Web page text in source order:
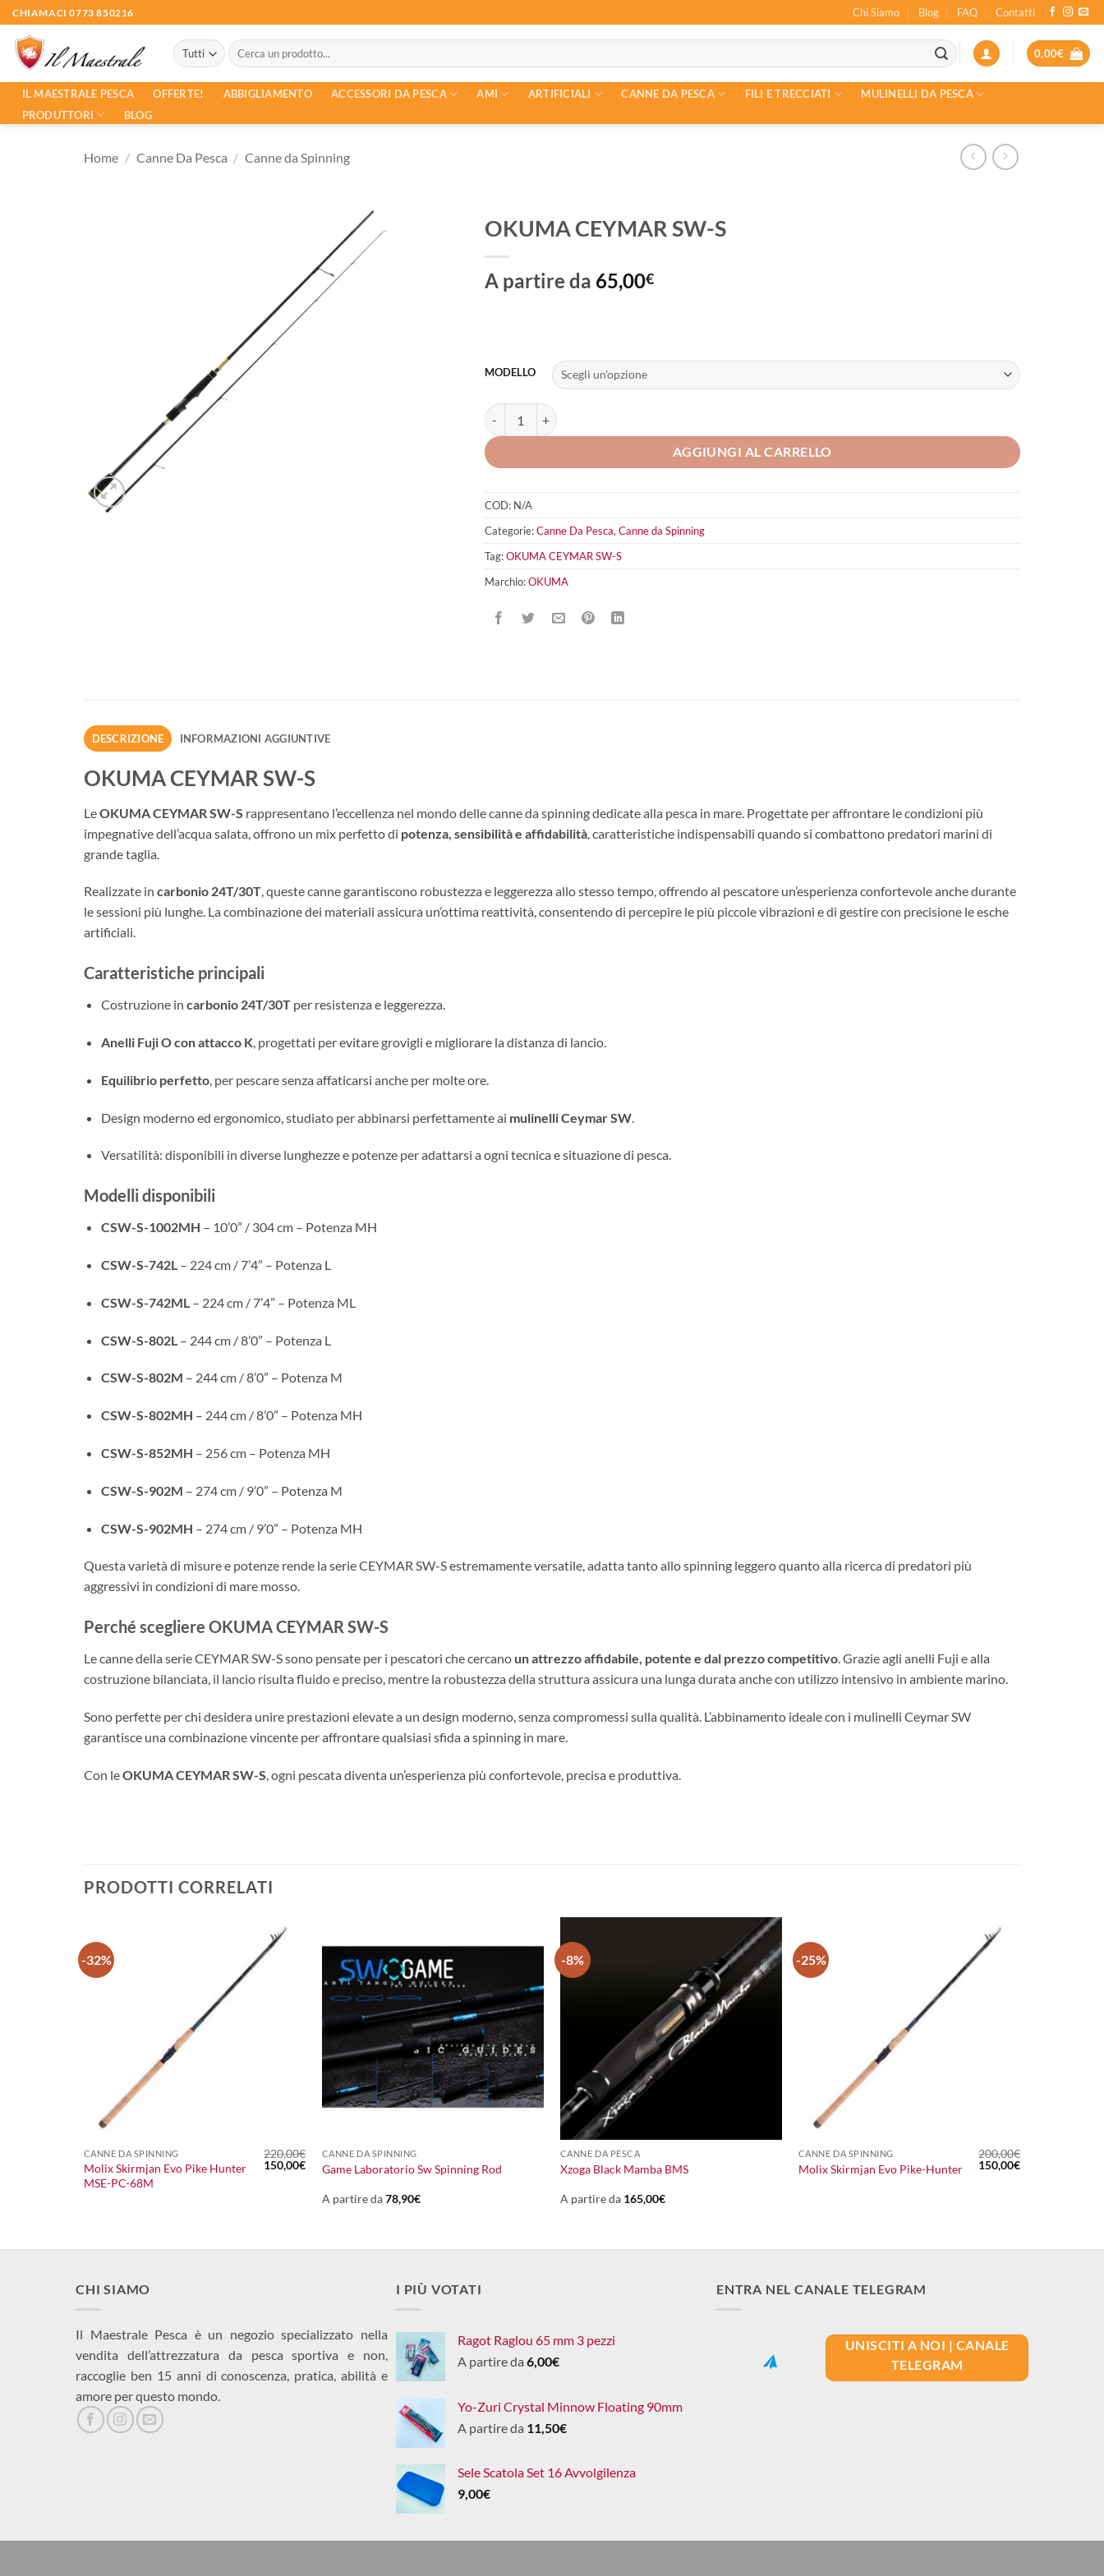
Salta
ai
contenuti
CHIAMACI 0773 850216 Chi Siamo Blog FAQ Contatti
Cerca:
0,00€
IL MAESTRALE PESCA OFFERTE! ABBIGLIAMENTO ACCESSORI DA PESCA AMI ARTIFICIALI CANNE DA PESCA FILI E TRECCIATI
MULINELLI DA PESCA
PRODUTTORI
BLOG
Home / Canne Da Pesca / Canne da Spinning
OKUMA CEYMAR SW-S
A partire da 65,00€
MODELLO
OKUMA CEYMAR SW-S quantità
AGGIUNGI AL CARRELLO
COD: N/A
Categorie:Canne Da Pesca, Canne da Spinning
Tag:OKUMA CEYMAR SW-S
Marchio:OKUMA
DESCRIZIONE INFORMAZIONI AGGIUNTIVE
OKUMA CEYMAR SW-S
LeOKUMA CEYMAR SW-S rappresentano l’eccellenza nel mondo delle canne da spinning dedicate alla pesca in mare. Progettate per affrontare le condizioni più
impegnative dell’acqua salata, offrono un mix perfetto di potenza, sensibilità e affidabilità , caratteristiche indispensabili quando si combattono predatori marini di
grande taglia.
Realizzate in carbonio 24T/30T, queste canne garantiscono robustezza e leggerezza allo stesso tempo, offrendo al pescatore un’esperienza confortevole anche durante
le sessioni più lunghe. La combinazione dei materiali assicura un’ottima reattività, consentendo di percepire le più piccole vibrazioni e di gestire con precisione le esche
artificiali.
Caratteristiche principali
Costruzione in carbonio 24T/30Tper resistenza e leggerezza.
Anelli Fuji O con attacco K, progettati per evitare grovigli e migliorare la distanza di lancio.
Equilibrio perfetto, per pescare senza affaticarsi anche per molte ore.
Design moderno ed ergonomico, studiato per abbinarsi perfettamente ai mulinelli Ceymar SW.
Versatilità: disponibili in diverse lunghezze e potenze per adattarsi a ogni tecnica e situazione di pesca.
Modelli disponibili
CSW-S-1002MH – 10’0” / 304 cm – Potenza MH
CSW-S-742L– 224 cm / 7’4” – Potenza L
CSW-S-742ML– 224 cm / 7’4” – Potenza ML
CSW-S-802L – 244 cm / 8’0” – Potenza L
CSW-S-802M – 244 cm / 8’0” – Potenza M
CSW-S-802MH – 244 cm / 8’0” – Potenza MH
CSW-S-852MH – 256 cm – Potenza MH
CSW-S-902M – 274 cm / 9’0” – Potenza M
CSW-S-902MH – 274 cm / 9’0” – Potenza MH
Questa varietà di misure e potenze rende la serie CEYMAR SW-S estremamente versatile, adatta tanto allo spinning leggero quanto alla ricerca di predatori più
aggressivi in condizioni di mare mosso.
Perché scegliere OKUMA CEYMAR SW-S
Le canne della serie CEYMAR SW-S sono pensate per i pescatori che cercano un attrezzo affidabile, potente e dal prezzo competitivo. Grazie agli anelli Fuji e alla
costruzione bilanciata, il lancio risulta fluido e preciso, mentre la robustezza della struttura assicura una lunga durata anche con utilizzo intensivo in ambiente marino.
Sono perfette per chi desidera unire prestazioni elevate a un design moderno, senza compromessi sulla qualità. L’abbinamento ideale con i mulinelli Ceymar SW
garantisce una combinazione vincente per affrontare qualsiasi sfida a spinning in mare.
Con leOKUMA CEYMAR SW-S , ogni pescata diventa un’esperienza più confortevole, precisa e produttiva.
PRODOTTI CORRELATI
-32%
+
CANNE DA SPINNING
Molix Skirmjan Evo Pike Hunter
MSE-PC-68M
220,00€
Il
prezzo
150,00€Il
prezzo
CANNE DA SPINNING
Game Laboratorio Sw Spinning Rod
A partire da78,90€
-8%
CANNE DA PESCA
Xzoga Black Mamba BMS
A partire da 165,00€
-25%
+
CANNE DA SPINNING
Molix Skirmjan Evo Pike-Hunter
200,00€
Il
prezzo
150,00€Il
CHI SIAMO
Il Maestrale Pesca è un negozio specializzato nella
vendita dell’attrezzatura da pesca sportiva e non,
raccoglie ben 15 anni di conoscenza, pratica, abilità e
amore per questo mondo.
I PIÙ VOTATI
Ragot Raglou 65 mm 3 pezzi
A partire da 6,00€
Yo-Zuri Crystal Minnow Floating 90mm
A partire da 11,50€
Sele Scatola Set 16 Avvolgilenza
9,00€
ENTRA NEL CANALE TELEGRAM
UNISCITI A NOI | CANALE
TELEGRAM